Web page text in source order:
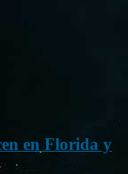
en Florida y